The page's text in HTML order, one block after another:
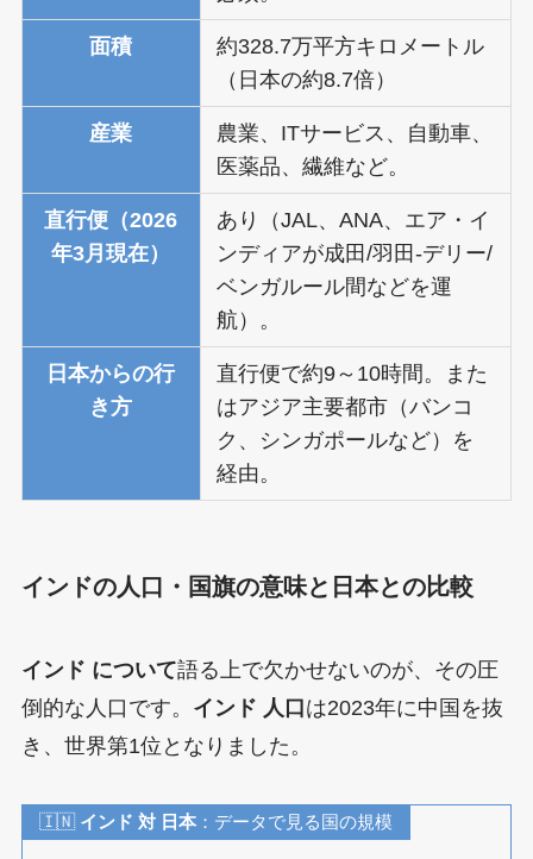
面積
約328.7万平方キロメートル
（日本の約8.7倍）
産業
農業、ITサービス、自動車、
医薬品、繊維など。
直行便（2026
年3月現在）
あり（JAL、ANA、エア・イ
ンディアが成田/羽田-デリー/
ベンガルール間などを運
航）。
日本からの行
き方
直行便で約9～10時間。また
はアジア主要都市（バンコ
ク、シンガポールなど）を
経由。
インドの人口・国旗の意味と日本との比較
インド について語る上で欠かせないのが、その圧
倒的な人口です。 インド 人口は2023年に中国を抜
き、世界第1位となりました。
🇮🇳 インド 対 日本 ：データで見る国の規模